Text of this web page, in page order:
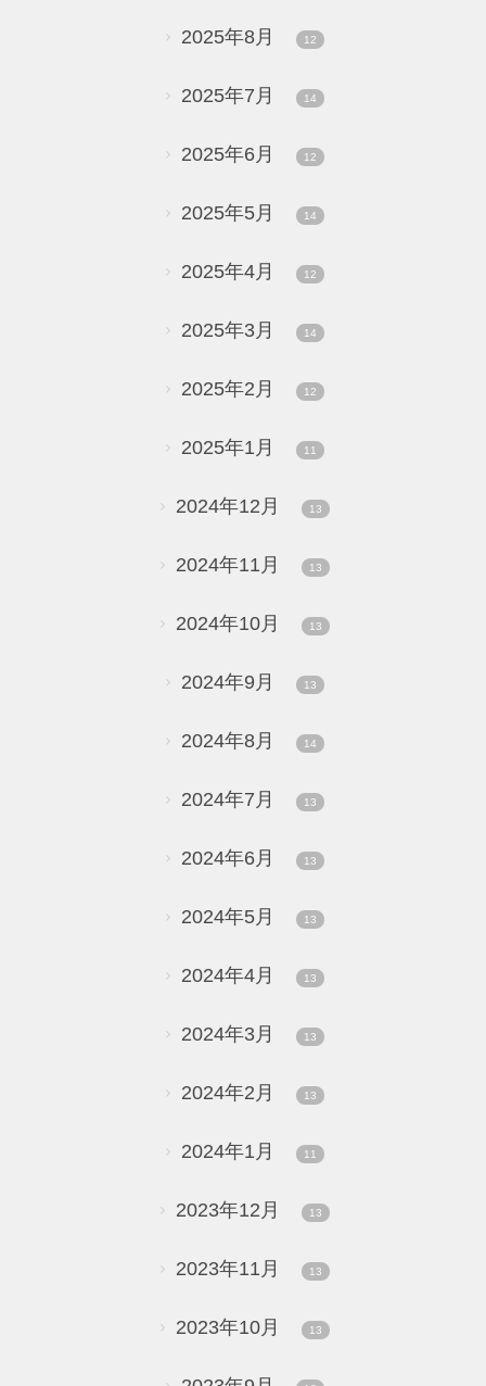
2025年8月 12
2025年7月 14
2025年6月 12
2025年5月 14
2025年4月 12
2025年3月 14
2025年2月 12
2025年1月 11
2024年12月 13
2024年11月 13
2024年10月 13
2024年9月 13
2024年8月 14
2024年7月 13
2024年6月 13
2024年5月 13
2024年4月 13
2024年3月 13
2024年2月 13
2024年1月 11
2023年12月 13
2023年11月 13
2023年10月 13